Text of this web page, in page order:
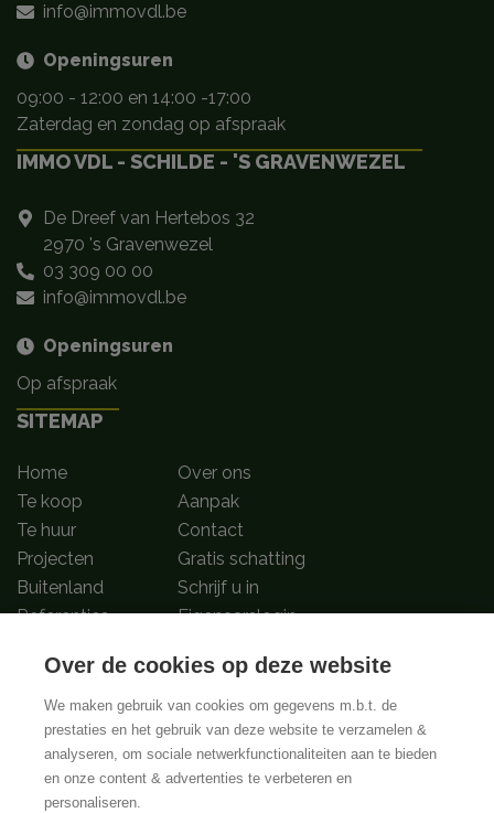
info@immovdl.be
Openingsuren
09:00 - 12:00 en 14:00 -17:00
Zaterdag en zondag op afspraak
IMMO VDL - SCHILDE - 'S GRAVENWEZEL
De Dreef van Hertebos 32
2970 's Gravenwezel
03 309 00 00
info@immovdl.be
Openingsuren
Op afspraak
SITEMAP
Home
Te koop
Te huur
Projecten
Buitenland
Referenties
Over ons
Aanpak
Contact
Gratis schatting
Schrijf u in
Eigenaarslogin
Volg ons op
BIV-Erkende vastgoedmakelaar-bemiddelaars in België met BIV nummers
502.673, 504.001 en 508.721 | Toezichthoudende authoriteit:
Beroepsinstituut van Vastgoedmakelaars, Luxenburgstraat 16B, 1000
Over de cookies op deze website
We maken gebruik van cookies om gegevens m.b.t. de
prestaties en het gebruik van deze website te verzamelen &
analyseren, om sociale netwerkfunctionaliteiten aan te bieden
en onze content & advertenties te verbeteren en
personaliseren.